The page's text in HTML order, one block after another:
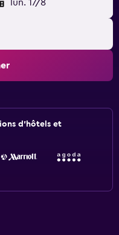
lun. 17/8
d'hôtels et